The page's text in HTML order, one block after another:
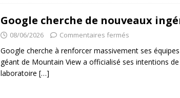
Google cherche de nouveaux
08/06/2026 Commentaires fermés
Google cherche à renforcer massivement ses
géant de Mountain View a officialisé ses intentions
laboratoire […]